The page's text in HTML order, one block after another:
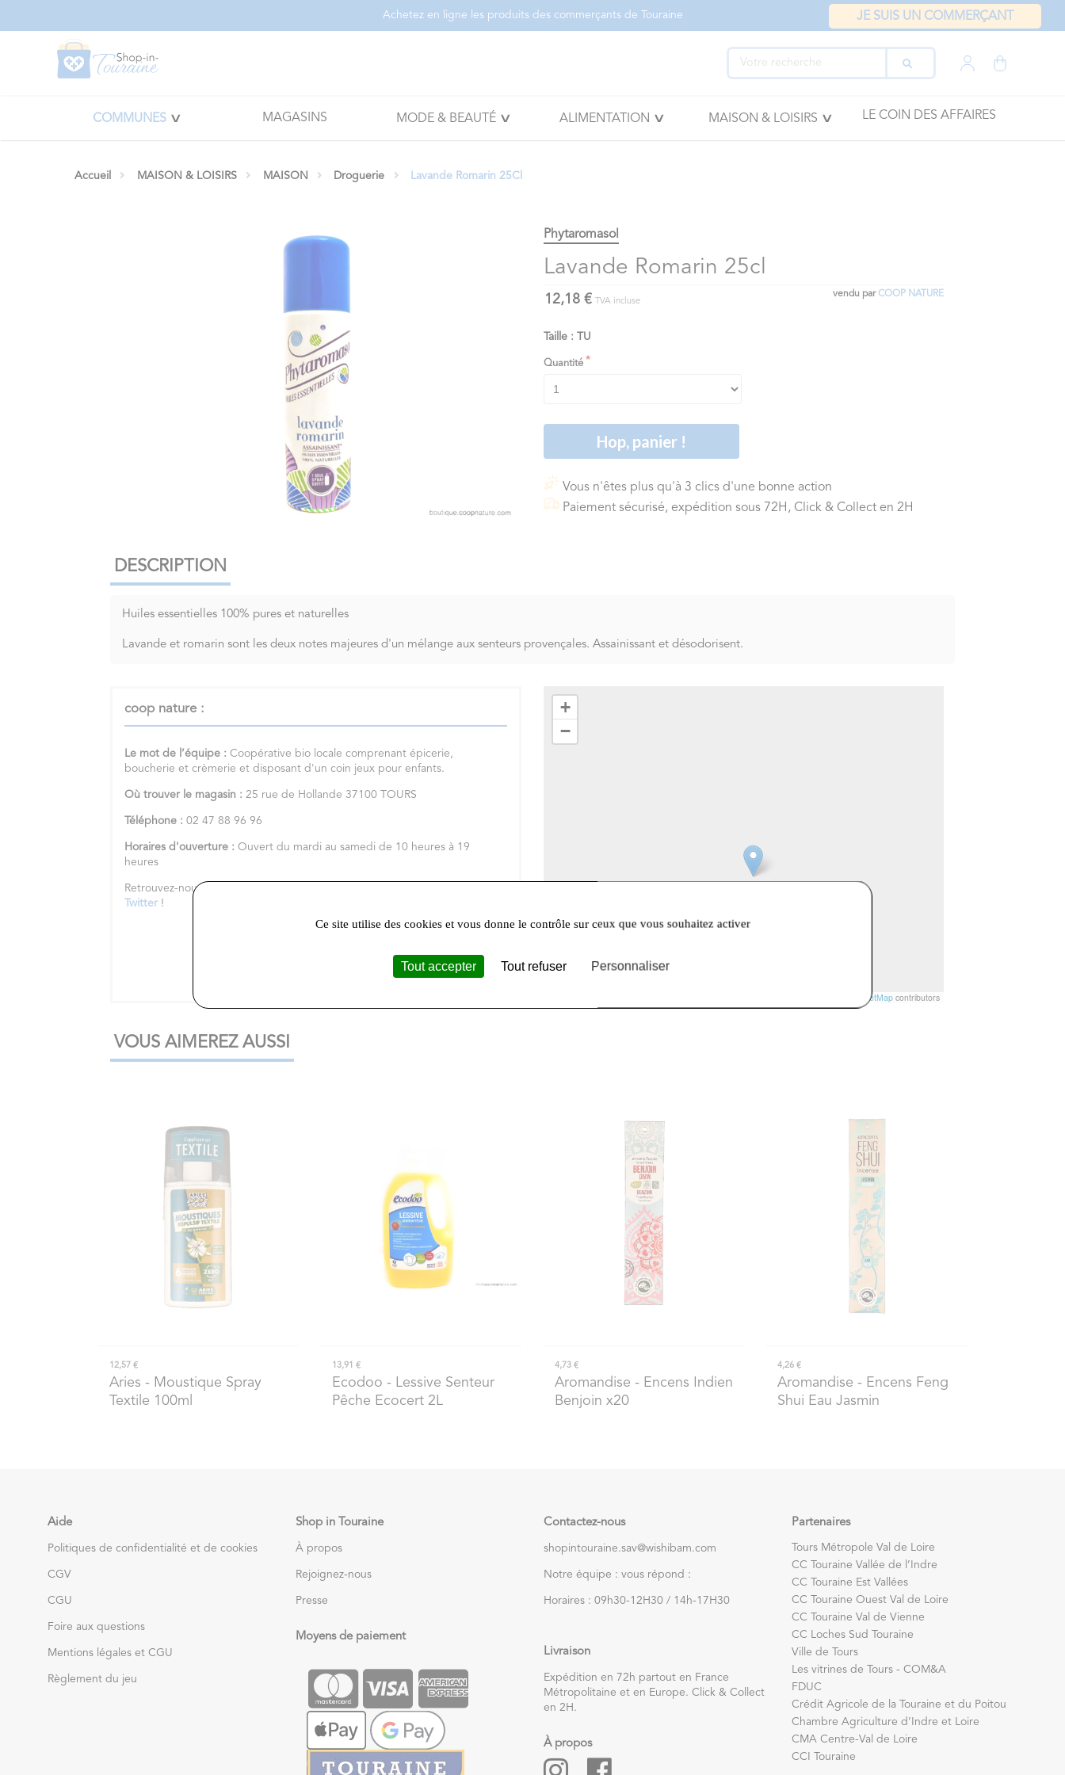
Achetez en ligne les produits des commerçants de Touraine JE SUIS UN COMMERÇANT
COMMUNES MAGASINS MODE & BEAUTÉ ALIMENTATION MAISON & LOISIRS LE COIN DES AFFAIRES
Accueil MAISON & LOISIRS MAISON Droguerie Lavande Romarin 25Cl
Phytaromasol
Lavande Romarin 25cl
vendu parCOOP NATURE
12,18 € TVA incluse
Taille : TU
Quantité
Hop, panier !
Vous n'êtes plus qu'à 3 clics d'une bonne action
Paiement sécurisé, expédition sous 72H, Click & Collect en 2H
DESCRIPTION
Huiles essentielles 100% pures et naturelles
Lavande et romarin sont les deux notes majeures d'un mélange aux senteurs provençales. Assainissant et désodorisent.
coop nature :
Le mot de l’équipe :Coopérative bio locale comprenant épicerie,
boucherie et crèmerie et disposant d'un coin jeux pour enfants.
Où trouver le magasin :25 rue de Hollande 37100 TOURS
Téléphone :02 47 88 96 96
Horaires d'ouverture :Ouvert du mardi au samedi de 10 heures à 19
heures
Retrouvez-nous sur notre
Twitter !
+
−
OpenStreetMapcontributors
VOUS AIMEREZ AUSSI
12,57 €
Aries - Moustique Spray
Textile 100ml
13,91 €
Ecodoo - Lessive Senteur
Pêche Ecocert 2L
4,73 €
Aromandise - Encens Indien
Benjoin x20
4,26 €
Aromandise - Encens Feng
Shui Eau Jasmin
Aide
Politiques de confidentialité et de cookies
CGV
CGU
Foire aux questions
Mentions légales et CGU
Règlement du jeu
Shop in Touraine
À propos
Rejoignez-nous
Presse
Moyens de paiement
Contactez-nous
shopintouraine.sav@wishibam.com
Notre équipe : vous répond :
Horaires : 09h30-12H30 / 14h-17H30
Livraison
Expédition en 72h partout en France
Métropolitaine et en Europe. Click & Collect
en 2H.
À propos
Partenaires
Tours Métropole Val de Loire
CC Touraine Vallée de l’Indre
CC Touraine Est Vallées
CC Touraine Ouest Val de Loire
CC Touraine Val de Vienne
CC Loches Sud Touraine
Ville de Tours
Les vitrines de Tours - COM&A
FDUC
Crédit Agricole de la Touraine et du Poitou
Chambre Agriculture d’Indre et Loire
CMA Centre-Val de Loire
CCI Touraine
Ce site utilise des cookies et vous donne le contrôle sur ceux que vous souhaitez activer
Tout accepter Tout refuser Personnaliser